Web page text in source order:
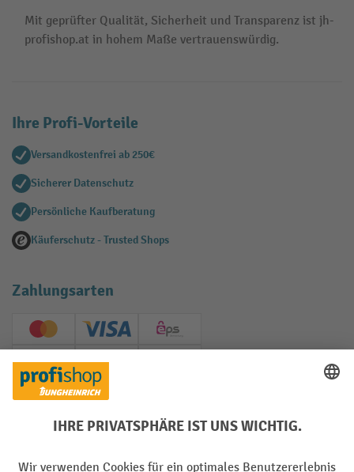
Mit geprüfter Qualität, Sicherheit und Transparenz ist jh-
profishop.at in hohem Maße vertrauenswürdig.
Ihre Profi-Vorteile
Versandkostenfrei ab 250€
Sicherer Datenschutz
Persönliche Kaufberatung
Käuferschutz - Trusted Shops
Zahlungsarten
Creditcard (Master)Creditcard (Visa)
EPS
PayPal
Soziale Netzwerke